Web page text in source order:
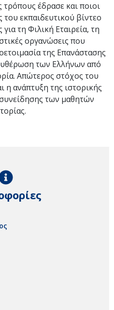
τρόπους έδρασε και ποιοι
εκπαιδευτικού βίντεο
τη Φιλική Εταιρεία, τη
οργανώσεις που
της Επανάστασης
των Ελλήνων από
Απώτερος στόχος του
η ανάπτυξη της ιστορικής
των μαθητών